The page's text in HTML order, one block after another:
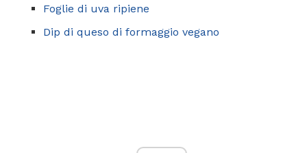
Foglie di uva ripiene
Dip di queso di formaggio vegano